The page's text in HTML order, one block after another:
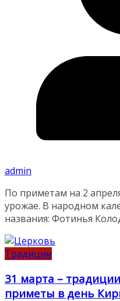
admin
По приметам на 2
урожае. В народном
названия: Фотинья
Традиции
31 марта –
приметы в день